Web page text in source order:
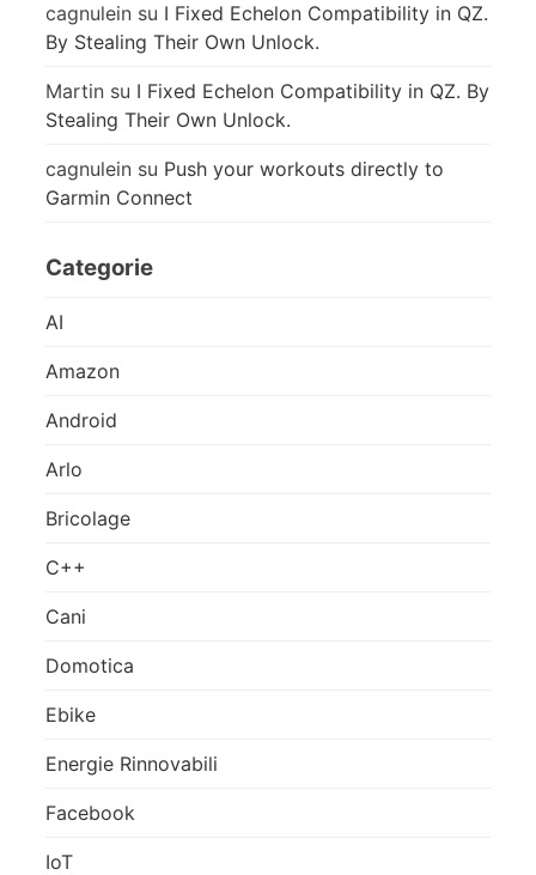
cagnulein su I Fixed Echelon Compatibility in QZ.
By Stealing Their Own Unlock.
Martin su I Fixed Echelon Compatibility in QZ. By
Stealing Their Own Unlock.
cagnulein su Push your workouts directly to
Garmin Connect
Categorie
AI
Amazon
Android
Arlo
Bricolage
C++
Cani
Domotica
Ebike
Energie Rinnovabili
Facebook
IoT